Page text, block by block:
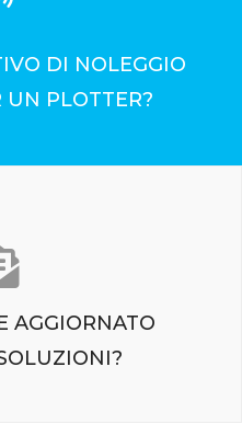
DI NOLEGGIO
UN PLOTTER?
AGGIORNATO